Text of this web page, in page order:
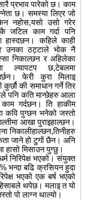
प्रभाव पारेको छ। काम
छ। समस्या लिएर जो
नहोस,यसो उसो गरेर
जटिल काम गर्दा पनि
हास्दछन। कहिले काही
उनका ठट्टाले भोक नै
निकाल्छन र अहिलेका
ल्यापटप छ,टेबलमा
फेरी कुरा मिलाइ
की समाधान गर्ने तिर
पनि कति मान्छेहरु आला
गर्दछन। ति हाकीम
कवि पुग्छन भनेको जस्तो
आखा पुराइहाल्छन।
निकालीहाल्छन,तिनीहरु
जाने हो टुगों छैन। अनि
मिसाउन पुग्छु।
निरिपेक्ष भएको। संयुक्त
भन्दा बढि क्रसियन हुदा
भएको एक बर्ष भएको
थपेछ। मलाइ त यो
पो लाग्न थाल्यो।